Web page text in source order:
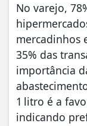
No varejo,
mercadinhos
35% das
importância
1 litro é a
indicando